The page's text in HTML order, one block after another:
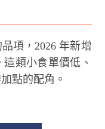
項，2026 年新增
類小食單價低、
點的配角。